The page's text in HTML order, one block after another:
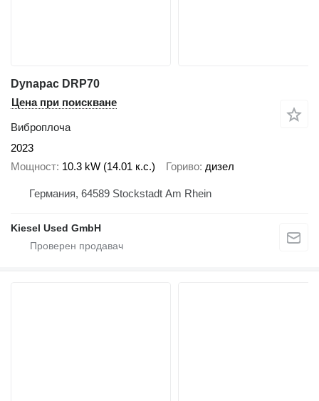
Dynapac DRP70
Цена при поискване
Виброплоча
2023
Мощност 10.3 kW (14.01 к.с.) Гориво дизел
Германия, 64589 Stockstadt Am Rhein
Kiesel Used GmbH